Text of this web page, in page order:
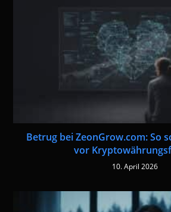
Betrug bei ZeonGrow.com: So
vor
10. April 2026